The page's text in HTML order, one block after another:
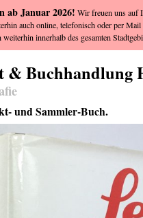
Buchhandlung
und Sammler-Buch.
ab Januar 2026! Wir freuen uns auf
auch online, telefonisch oder per
innerhalb des gesamten